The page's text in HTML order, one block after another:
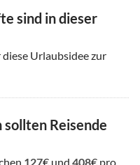
sind in dieser
Urlaubsidee zur
Reisende
127€ und 408€ pro